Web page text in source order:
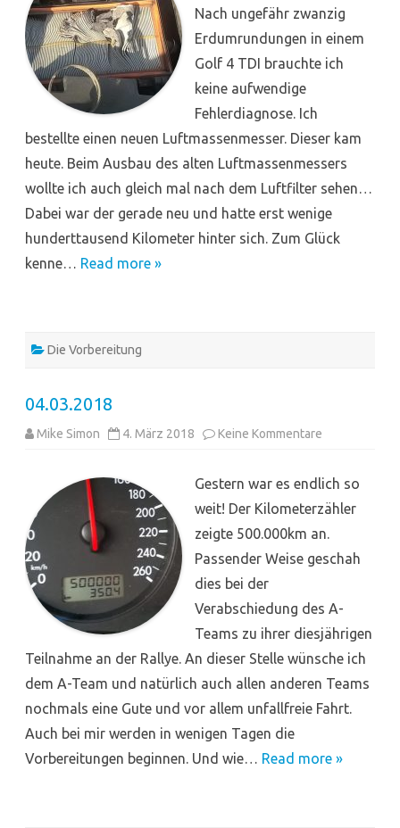
Nach ungefähr zwanzig
Erdumrundungen in einem
Golf 4 TDI brauchte ich
keine aufwendige
Fehlerdiagnose. Ich
bestellte einen neuen Luftmassenmesser. Dieser kam
heute. Beim Ausbau des alten Luftmassenmessers
wollte ich auch gleich mal nach dem Luftfilter sehen…
Dabei war der gerade neu und hatte erst wenige
hunderttausend Kilometer hinter sich. Zum Glück
kenne… Read more »
Die Vorbereitung
04.03.2018
Mike Simon 4. März 2018 Keine Kommentare
Gestern war es endlich so
weit! Der Kilometerzähler
zeigte 500.000km an.
Passender Weise geschah
dies bei der
Verabschiedung des A-
Teams zu ihrer diesjährigen
Teilnahme an der Rallye. An dieser Stelle wünsche ich
dem A-Team und natürlich auch allen anderen Teams
nochmals eine Gute und vor allem unfallfreie Fahrt.
Auch bei mir werden in wenigen Tagen die
Vorbereitungen beginnen. Und wie… Read more »